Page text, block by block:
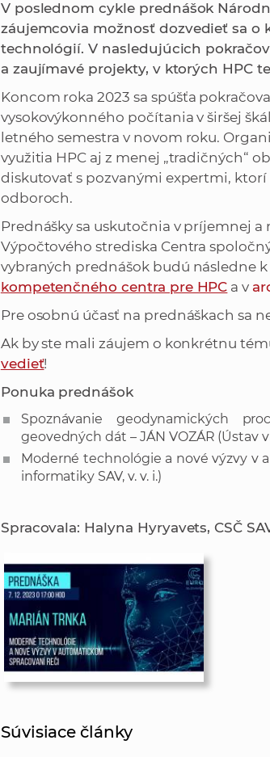
V poslednom cykle prednášok
záujemcovia možnosť dozvedieť sa
technológií. V nasledujúcich
a zaujímavé projekty, v ktorých HPC
Koncom roka 2023 sa spúšťa
vysokovýkonného počítania v širšej
letného semestra v novom roku.
využitia HPC aj z menej „tradičných“
diskutovať s pozvanými expertmi, ktorí
odboroch.
Prednášky sa uskutočnia v príjemnej
Výpočtového strediska Centra
vybraných prednášok budú následne
kompetenčného centra pre HPC a v
Pre osobnú účasť na prednáškach sa
Ak by ste mali záujem o konkrétnu
vedieť!
Ponuka prednášok
Spoznávanie geodynamických
geovedných dát – JÁN VOZÁR (Ústav
Moderné technológie a nové výzvy v
informatiky SAV, v. v. i.)
Spracovala: Halyna Hyryavets, CSČ
Súvisiace články